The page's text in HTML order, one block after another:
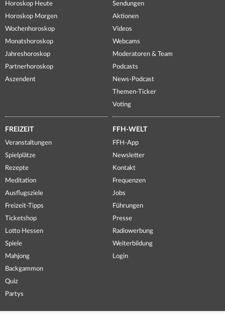
Horoskop Heute
Horoskop Morgen
Wochenhoroskop
Monatshoroskop
Jahreshoroskop
Partnerhoroskop
Aszendent
Sendungen
Aktionen
Videos
Webcams
Moderatoren & Team
Podcasts
News-Podcast
Themen-Ticker
Voting
FREIZEIT
Veranstaltungen
Spielplätze
Rezepte
Meditation
Ausflugsziele
Freizeit-Tipps
Ticketshop
Lotto Hessen
Spiele
Mahjong
Backgammon
Quiz
Partys
FFH-WELT
FFH-App
Newsletter
Kontakt
Frequenzen
Jobs
Führungen
Presse
Radiowerbung
Weiterbildung
Login